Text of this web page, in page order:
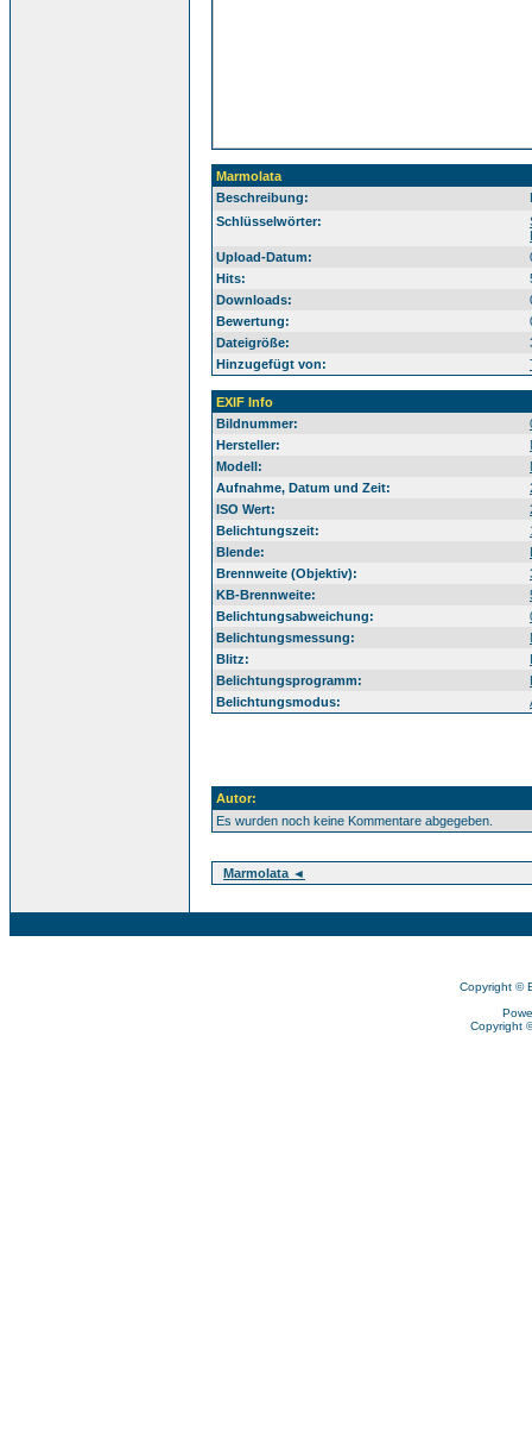
Marmolata
Beschreibung:
Schlüsselwörter:
Upload-Datum:
Hits:
Downloads:
Bewertung:
Dateigröße:
Hinzugefügt von:
EXIF Info
Bildnummer:
Hersteller:
Modell:
Aufnahme, Datum und Zeit:
ISO Wert:
Belichtungszeit:
Blende:
Brennweite (Objektiv):
KB-Brennweite:
Belichtungsabweichung:
Belichtungsmessung:
Blitz:
Belichtungsprogramm:
Belichtungsmodus:
Autor:
Es wurden noch keine Kommentare abgegeben.
Marmolata ◄
Copyright ©
Copyright